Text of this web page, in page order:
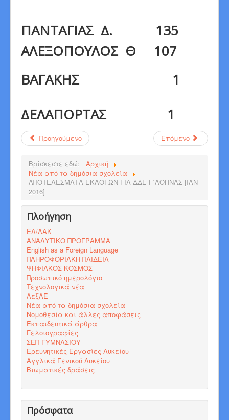
ΠΑΝΤΑΓΙΑΣ Δ. 135
ΑΛΕΞΟΠΟΥΛΟΣ Θ 107
ΒΑΓΑΚΗΣ 1
ΔΕΛΑΠΟΡΤΑΣ 1
Προηγούμενο Επόμενο
Βρίσκεστε εδώ:
Αρχική
Νέα από τα δημόσια σχολεία
ΑΠΟΤΕΛΕΣΜΑΤΑ ΕΚΛΟΓΩΝ ΓΙΑ ΔΔΕ Γ΄ΑΘΗΝΑΣ [IAN
2016]
Πλοήγηση
ΕΛ/ΛΑΚ
ΑΝΑΛΥΤΙΚΟ ΠΡΟΓΡΑΜΜΑ
English as a Foreign Language
ΠΛΗΡΟΦΟΡΙΑΚΗ ΠΑΙΔΕΙΑ
ΨΗΦΙΑΚΟΣ ΚΟΣΜΟΣ
Προσωπικό ημερολόγιο
Τεχνολογικά νέα
ΑεξΑΕ
Νέα από τα δημόσια σχολεία
Νομοθεσία και άλλες αποφάσεις
Εκπαιδευτικά άρθρα
Γελοιογραφίες
ΣΕΠ ΓΥΜΝΑΣΙΟΥ
Ερευνητικές Εργασίες Λυκείου
Αγγλικά Γενικού Λυκείου
Βιωματικές δράσεις
Πρόσφατα